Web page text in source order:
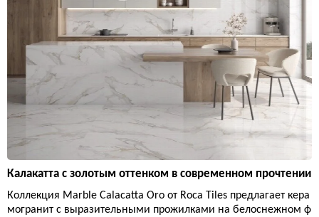
Калакатта с золотым оттенком в современном прочтении
Коллекция Marble Calacatta Oro от Roca Tiles предлагает кера
могранит с выразительными прожилками на белоснежном ф